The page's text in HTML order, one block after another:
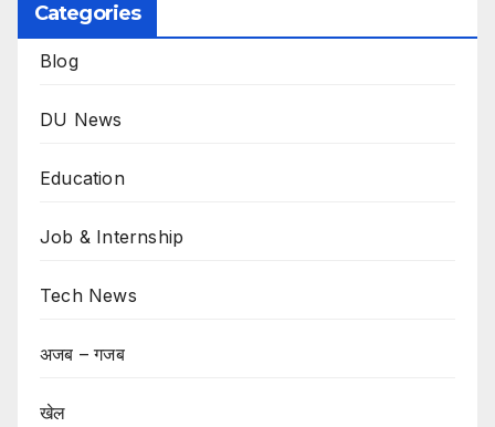
Categories
Blog
DU News
Education
Job & Internship
Tech News
अजब – गजब
खेल